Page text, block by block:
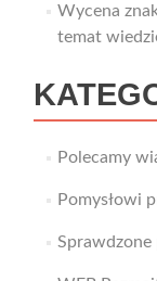
Wycena
temat
Polecamy
Pomysłowi
Sprawdzone